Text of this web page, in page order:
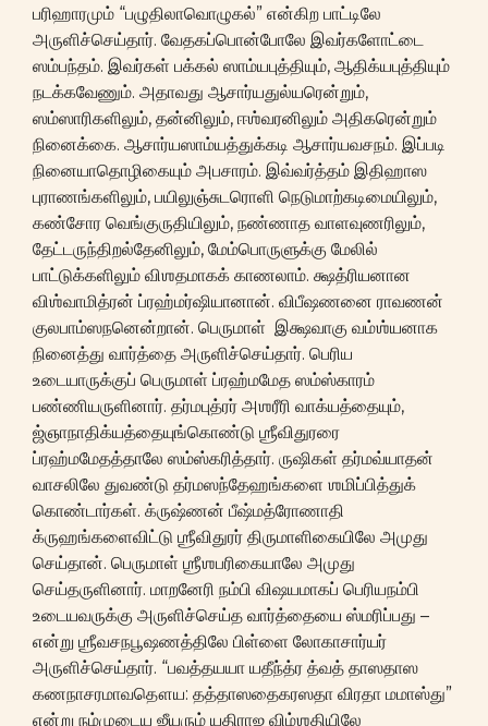
பரிஹாரமும் “பழுதிலாவொழுகல்” என்கிற பாட்டிலே
அருளிச்செய்தார். வேதகப்பொன்போலே இவர்களோட்டை
ஸம்பந்தம். இவர்கள் பக்கல் ஸாம்யபுத்தியும், ஆதிக்யபுத்தியும்
நடக்கவேணும். அதாவது ஆசார்யதுல்யரென்றும்,
ஸம்ஸாரிகளிலும், தன்னிலும், ஈஶ்வரனிலும் அதிகரென்றும்
நினைக்கை. ஆசார்யஸாம்யத்துக்கடி ஆசார்யவசநம். இப்படி
நினையாதொழிகையும் அபசாரம். இவ்வர்த்தம் இதிஹாஸ
புராணங்களிலும், பயிலுஞ்சுடரொளி நெடுமாற்கடிமையிலும்,
கண்சோர வெங்குருதியிலும், நண்ணாத வாளவுணரிலும்,
தேட்டருந்திறல்தேனிலும், மேம்பொருளுக்கு மேலில்
பாட்டுக்களிலும் விஶதமாகக் காணலாம். க்ஷத்ரியனான
விஶ்வாமித்ரன் ப்ரஹ்மர்ஷியானான். விபீஷணனை ராவணன்
குலபாம்ஸநனென்றான். பெருமாள் இக்ஷவாகு வம்ஶ்யனாக
நினைத்து வார்த்தை அருளிச்செய்தார். பெரிய
உடையாருக்குப் பெருமாள் ப்ரஹ்மமேத ஸம்ஸ்காரம்
பண்ணியருளினார். தர்மபுத்ரர் அஶரீரி வாக்யத்தையும்,
ஜ்ஞாநாதிக்யத்தையுங்கொண்டு ஶ்ரீவிதுரரை
ப்ரஹ்மமேதத்தாலே ஸம்ஸ்கரித்தார். ருஷிகள் தர்மவ்யாதன்
வாசலிலே துவண்டு தர்மஸந்தேஹங்களை ஶமிப்பித்துக்
கொண்டார்கள். க்ருஷ்ணன் பீஷ்மத்ரோணாதி
க்ருஹங்களைவிட்டு ஶ்ரீவிதுரர் திருமாளிகையிலே அமுது
செய்தான். பெருமாள் ஶ்ரீஶபரிகையாலே அமுது
செய்தருளினார். மாறனேரி நம்பி விஷயமாகப் பெரியநம்பி
உடையவருக்கு அருளிச்செய்த வார்த்தையை ஸ்மரிப்பது –
என்று ஶ்ரீவசநபூஷணத்திலே பிள்ளை லோகாசார்யர்
அருளிச்செய்தார். “பவத்தயயா யதீந்த்ர த்வத் தாஸதாஸ
கணநாசரமாவதௌய: தத்தாஸதைகரஸதா விரதா மமாஸ்து”
என்று நம்முடைய ஜீயரும் யதிராஜ விம்ஶதியிலே